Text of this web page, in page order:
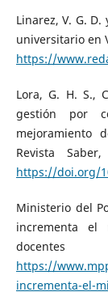
Linarez, V. G.
universitario en
https://
Lora, G. H. S.,
gestión por
mejoramiento
Revista
https://doi.org/
Ministerio del
incrementa el
https://
incrementa-el-